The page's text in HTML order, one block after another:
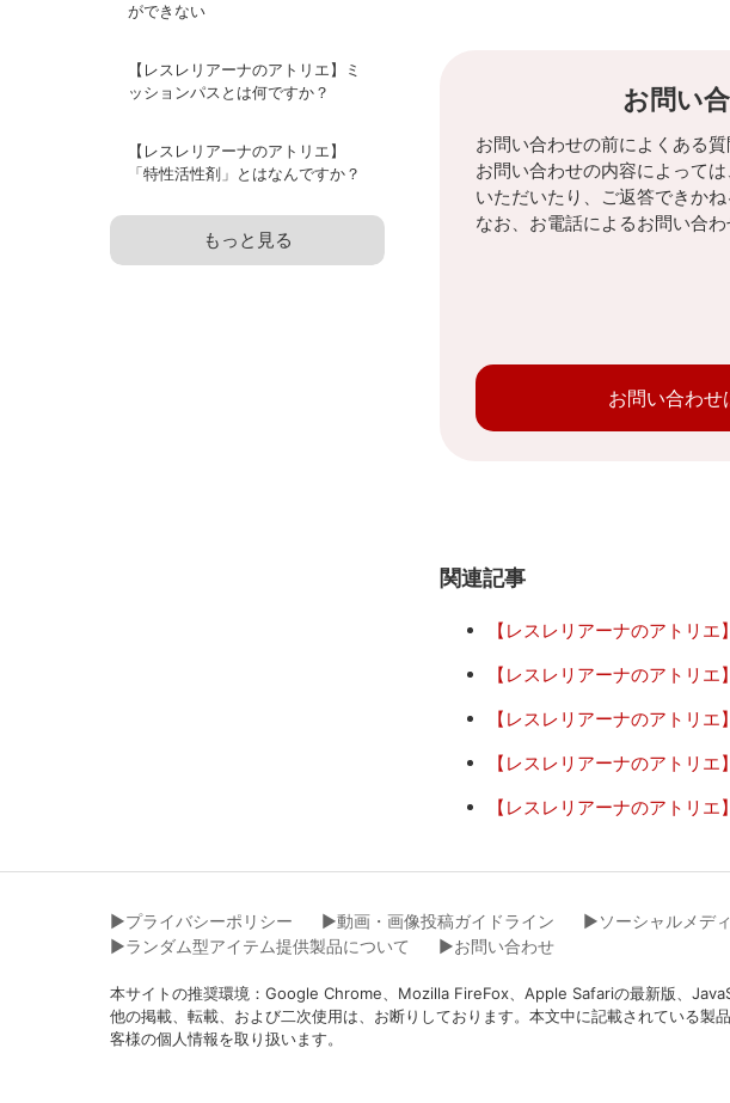
ができない
【レスレリアーナのアトリエ】ミ
ッションパスとは何ですか？
【レスレリアーナのアトリエ】
「特性活性剤」とはなんですか？
もっと見る
お問い
お問い合わせの前によくある質
お問い合わせの内容によって
いただいたり、ご返答できかね
なお、お電話によるお問い合わ
お問い合わせ
関連記事
【レスレリアーナのアトリ
【レスレリアーナのアトリ
【レスレリアーナのアトリ
【レスレリアーナのアトリ
【レスレリアーナのアトリ
▶︎プライバシーポリシー ▶︎動画・画像投稿ガイドライン ▶︎ソーシャルメデ
▶︎ランダム型アイテム提供製品について
▶︎お問い合わせ
本サイトの推奨環境：Google Chrome、Mozilla FireFox、Apple Safariの最新版、
他の掲載、転載、および二次使用は、お断りしております。本文中に記載されている製
客様の個人情報を取り扱います。